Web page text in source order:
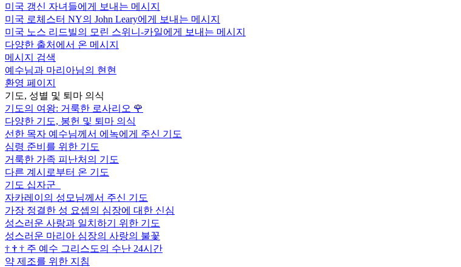
미국 갱신 자녀들에게 보내는 메시지
미국 로체스터 NY의 John Leary에게 보내는 메시지
미국 노스 리드빌의 모린 스위니-카일에게 보내는 메시지
다양한 출처에서 온 메시지
메시지 검색
예수님과 마리아님의 현현
환영 페이지
기도, 성별 및 퇴마 의식
기도의 여왕: 거룩한 로사리오 🌹
다양한 기도, 봉헌 및 퇴마 의식
선한 목자 예수님께서 에녹에게 주신 기도
심령 준비를 위한 기도
거룩한 가족 피난처의 기도
다른 계시로부터 온 기도
기도 십자군
자카레이의 성모님께서 주신 기도
가장 정결한 성 요셉의 심장에 대한 신심
성스러운 사랑과 일치하기 위한 기도
성스러운 마리아 심장의 사랑의 불꽃
† † † 주 예수 그리스도의 수난 24시간
약 제조를 위한 지침